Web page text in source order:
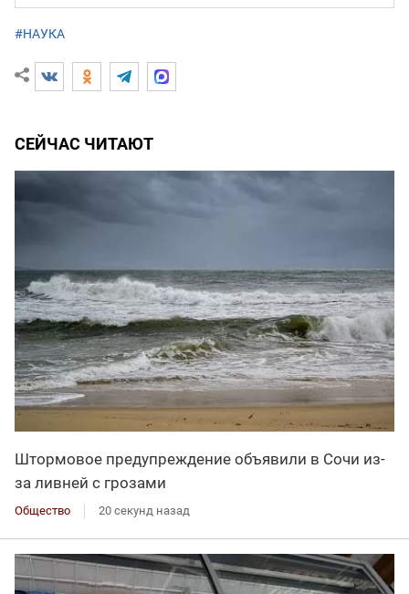
#НАУКА
СЕЙЧАС ЧИТАЮТ
Штормовое предупреждение объявили в Сочи из-
за ливней с грозами
Общество 20 секунд назад